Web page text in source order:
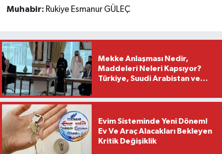
Muhabir: Rukiye Esmanur GÜLEÇ
Mekke Anlaşması Nedir,
Maddeleri Neleri Kapsıyor?
Türkiye, Suudi Arabistan ve
Detayları
Evim Sisteminde Yeni Dönem!
Ev Ve Araç Alacakları Bekleyen
Kritik Değişiklik